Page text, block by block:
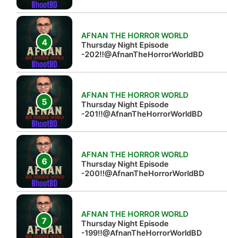
AFNAN THE HORROR WORLD
Thursday Night Episode
-202!!@AfnanTheHorrorWorldBD
AFNAN THE HORROR WORLD
Thursday Night Episode
-201!!@AfnanTheHorrorWorldBD
AFNAN THE HORROR WORLD
Thursday Night Episode
-200!!@AfnanTheHorrorWorldBD
AFNAN THE HORROR WORLD
Thursday Night Episode
-199!!@AfnanTheHorrorWorldBD